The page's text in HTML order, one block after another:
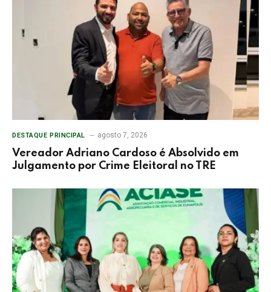
DESTAQUE PRINCIPAL agosto 7, 2026
Vereador Adriano Cardoso é Absolvido em
Julgamento por Crime Eleitoral no TRE